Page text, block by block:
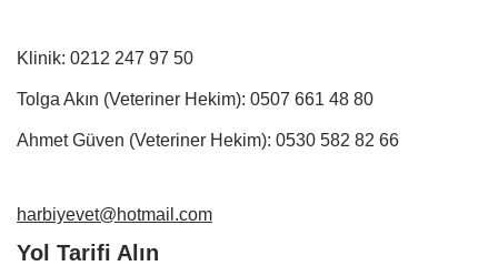
Klinik: 0212 247 97 50
Tolga Akın (Veteriner Hekim): 0507 661 48 80
Ahmet Güven (Veteriner Hekim): 0530 582 82 66
harbiyevet@hotmail.com
Yol Tarifi Alın